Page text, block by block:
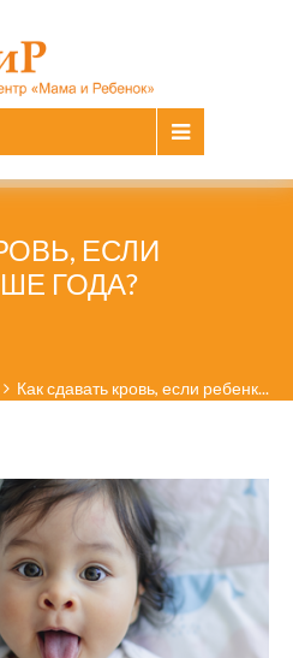
ЕСЛИ
ГОДА?
Как сдавать кровь, если ребенк...